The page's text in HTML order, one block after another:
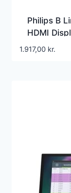
Philips B
HDMI
1.917,00 kr.